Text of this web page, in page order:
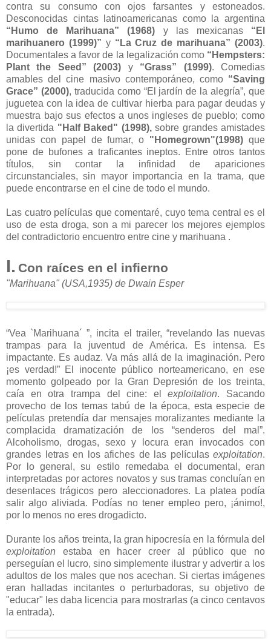
contra su consumo con ojos farsantes y estoneados.
Desconocidas cintas latinoamericanas como la argentina
“Humo de Marihuana” (1968) y las mexicanas “El
marihuanero (1999)” y “La Cruz de marihuana” (2003).
Documentales a favor de la legalización como “Hempsters:
Plant the Seed” (2003) y “Grass” (1999). Comedias
amables del cine masivo contemporáneo, como “Saving
Grace” (2000), traducida como “El jardín de la alegría”, que
juguetea con la idea de cultivar hierba para pagar deudas y
muestra bajo sus efectos a unos ingleses de pueblo; como
la divertida "Half Baked" (1998),sobre grandes amistades
unidas con papel de fumar, o "Homegrown"(1998) que
pone de bufones a traficantes ineptos. Entre otros tantos
títulos, sin contar la infinidad de apariciones
circunstanciales, sin mayor importancia en la trama, que
puede encontrarse en el cine de todo el mundo.
Las cuatro películas que comentaré, cuyo tema central es el
uso de esta droga, son a mi parecer los mejores ejemplos
del contradictorio encuentro entre cine y marihuana .
I. Con raíces en el infierno
"Marihuana" (USA,1935) de Dwain Esper
“Vea `Marihuana´ ”, incita el trailer, “revelando las nuevas
trampas para la juventud de América. Es intensa. Es
impactante. Es audaz. Va más allá de la imaginación. Pero
¡es verdad!” El inocente público norteamericano, en ese
momento golpeado por la Gran Depresión de los treinta,
caía en otra trampa del cine: elexploitation. Sacando
provecho de los temas tabú de la época, esta especie de
películas pretendía dar mensajes moralizantes mediante la
complacida dramatización de los “senderos del mal”.
Alcoholismo, drogas, sexo y locura eran invocados con
grandes letras en los afiches de las películas exploitation.
Por lo general, su estilo remedaba el documental, eran
interpretadas por actores novatos y sus tramas concluían en
desenlaces trágicos pero aleccionadores. La platea podía
salir algo aliviada. Podías no tener empleo pero, ¡ánimo!,
por lo menos no eres drogadicto.
Durante los años treinta, la gran hipocresía en la fórmula del
exploitation estaba en hacer creer al público que no
perseguían el lucro, sino simplemente ilustrar y advertir a los
adultos de los males que nos acechan. Si ciertas imágenes
eran halladas incitantes o perturbadoras, su objetivo de
"educar" les daba licencia para mostrarlas (a cinco centavos
la entrada).